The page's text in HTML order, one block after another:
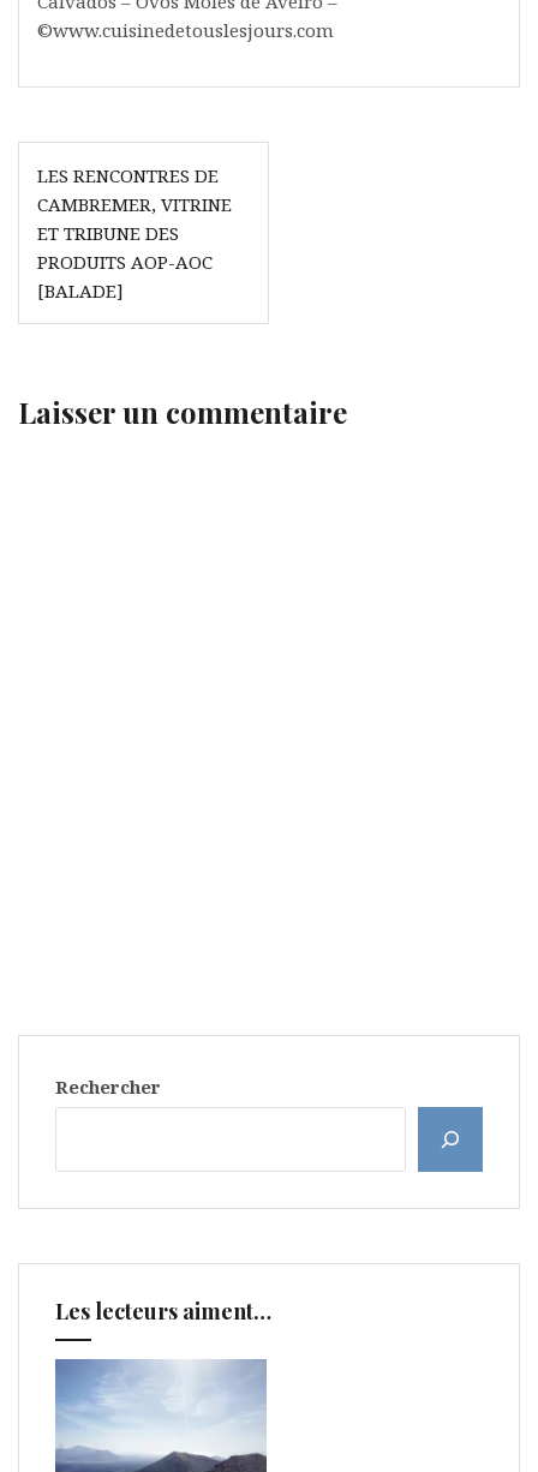
©www.cuisinedetouslesjours.com
Navigation
de
l’article
LES RENCONTRES DE
CAMBREMER, VITRINE
ET TRIBUNE DES
PRODUITS AOP-AOC
[BALADE]
Laisser un commentaire
Rechercher
Les lecteurs aiment…